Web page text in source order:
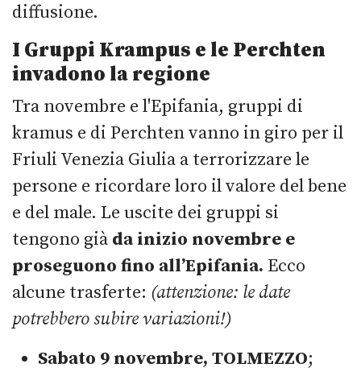
diffusione.
I Gruppi Krampus e le Perchten
invadono la regione
Tra novembre e l'Epifania, gruppi di
kramus e di Perchten vanno in giro per il
Friuli Venezia Giulia a terrorizzare le
persone e ricordare loro il valore del bene
e del male. Le uscite dei gruppi si
tengono già da inizio novembre e
proseguono fino all’Epifania. Ecco
alcune trasferte: (attenzione: le date
potrebbero subire variazioni!)
Sabato 9 novembre, TOLMEZZO;